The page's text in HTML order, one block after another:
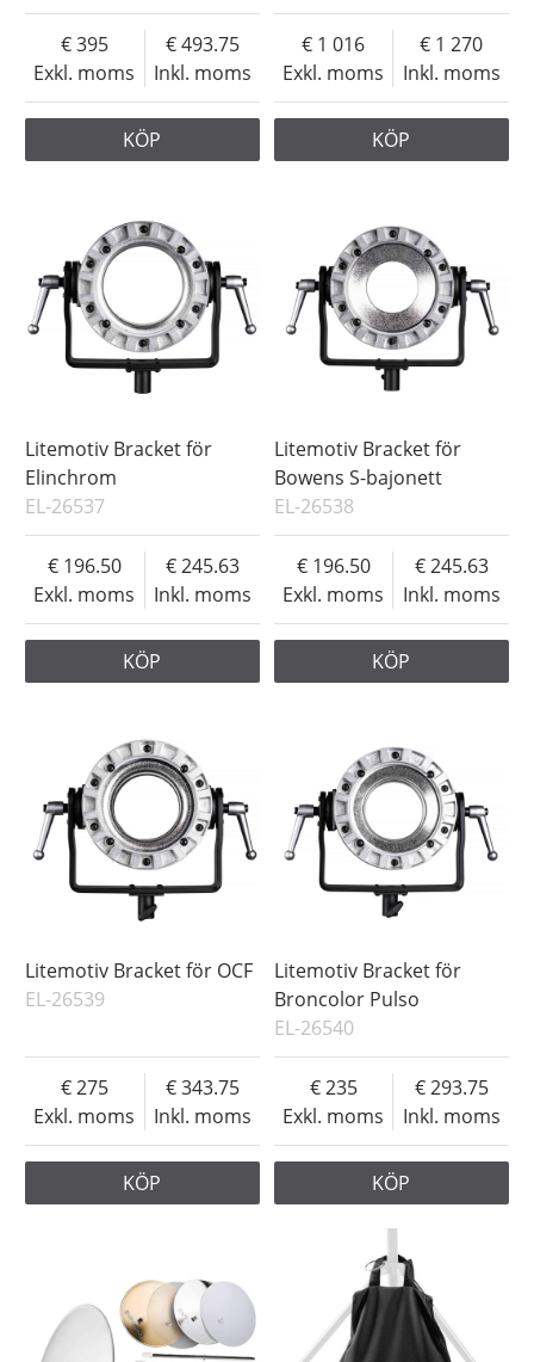
Exkl. moms
395
Inkl. moms
493.75
KÖP
Exkl. moms
1 016
Inkl. moms
1 270
KÖP
Litemotiv Bracket för
Elinchrom
EL-26537
Exkl. moms
196.50
Inkl. moms
245.63
KÖP
Litemotiv Bracket för
Bowens S-bajonett
EL-26538
Exkl. moms
196.50
Inkl. moms
245.63
KÖP
Litemotiv Bracket för OCF
EL-26539
Exkl. moms
275
Inkl. moms
343.75
KÖP
Litemotiv Bracket för
Broncolor Pulso
EL-26540
Exkl. moms
235
Inkl. moms
293.75
KÖP